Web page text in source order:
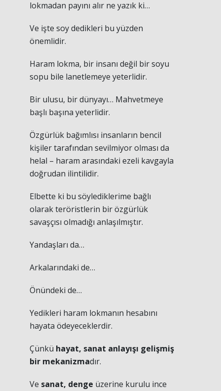
lokmadan payını alır ne yazık ki…
Ve işte soy dedikleri bu yüzden
önemlidir.
Haram lokma, bir insanı değil bir soyu
sopu bile lanetlemeye yeterlidir.
Bir ulusu, bir dünyayı… Mahvetmeye
başlı başına yeterlidir.
Özgürlük bağımlısı insanların bencil
kişiler tarafından sevilmiyor olması da
helal – haram arasındaki ezeli kavgayla
doğrudan ilintilidir.
Elbette ki bu söylediklerime bağlı
olarak teröristlerin bir özgürlük
savaşçısı olmadığı anlaşılmıştır.
Yandaşları da…
Arkalarındaki de…
Önündeki de…
Yedikleri haram lokmanın hesabını
hayata ödeyeceklerdir.
Çünkü hayat, sanat anlayışı gelişmiş
bir mekanizmadır.
Ve sanat, denge üzerine kurulu ince